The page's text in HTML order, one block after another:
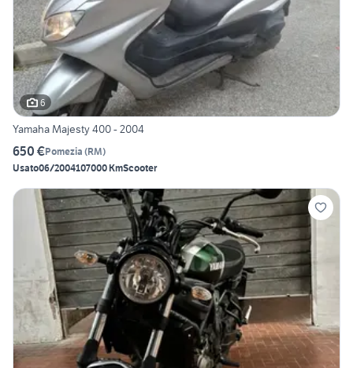
6
Yamaha Majesty 400 - 2004
650 €Pomezia (RM)
Usato06/2004107000 KmScooter